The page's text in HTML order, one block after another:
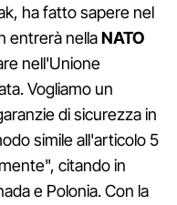
ha fatto sapere nel
entrerà nellaNATO
nell'Unione
Vogliamo un
di sicurezza in
simile all'articolo 5
citando in
e Polonia. Con la